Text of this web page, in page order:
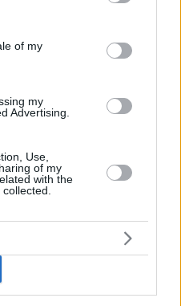
and its third-party tags to
purposes in below Google
of my
my
Advertising.
Use,
of my
with the
– Το ένα μειώνει